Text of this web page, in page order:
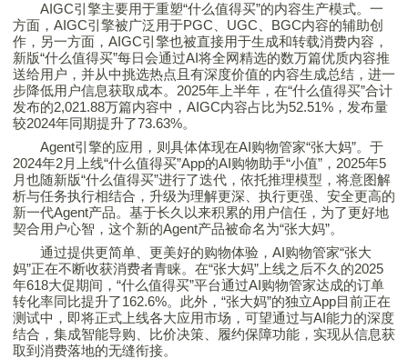
AIGC引擎主要用于重塑“什么值得买”的内容生产模式。一
方面，AIGC引擎被广泛用于PGC、UGC、BGC内容的辅助创
作，另一方面，AIGC引擎也被直接用于生成和转载消费内容，
新版“什么值得买”每日会通过AI将全网精选的数万篇优质内容推
送给用户，并从中挑选热点且有深度价值的内容生成总结，进一
步降低用户信息获取成本。2025年上半年，在“什么值得买”合计
发布的2,021.88万篇内容中，AIGC内容占比为52.51%，发布量
较2024年同期提升了73.63%。
Agent引擎的应用，则具体体现在AI购物管家“张大妈”。于
2024年2月上线“什么值得买”App的AI购物助手“小值”，2025年5
月也随新版“什么值得买”进行了迭代，依托推理模型，将意图解
析与任务执行相结合，升级为理解更深、执行更强、安全更高的
新一代Agent产品。基于长久以来积累的用户信任，为了更好地
契合用户心智，这个新的Agent产品被命名为“张大妈”。
通过提供更简单、更美好的购物体验，AI购物管家“张大
妈”正在不断收获消费者青睐。在“张大妈”上线之后不久的2025
年618大促期间，“什么值得买”平台通过AI购物管家达成的订单
转化率同比提升了162.6%。此外，“张大妈”的独立App目前正在
测试中，即将正式上线各大应用市场，可望通过与AI能力的深度
结合，集成智能导购、比价决策、履约保障功能，实现从信息获
取到消费落地的无缝衔接。